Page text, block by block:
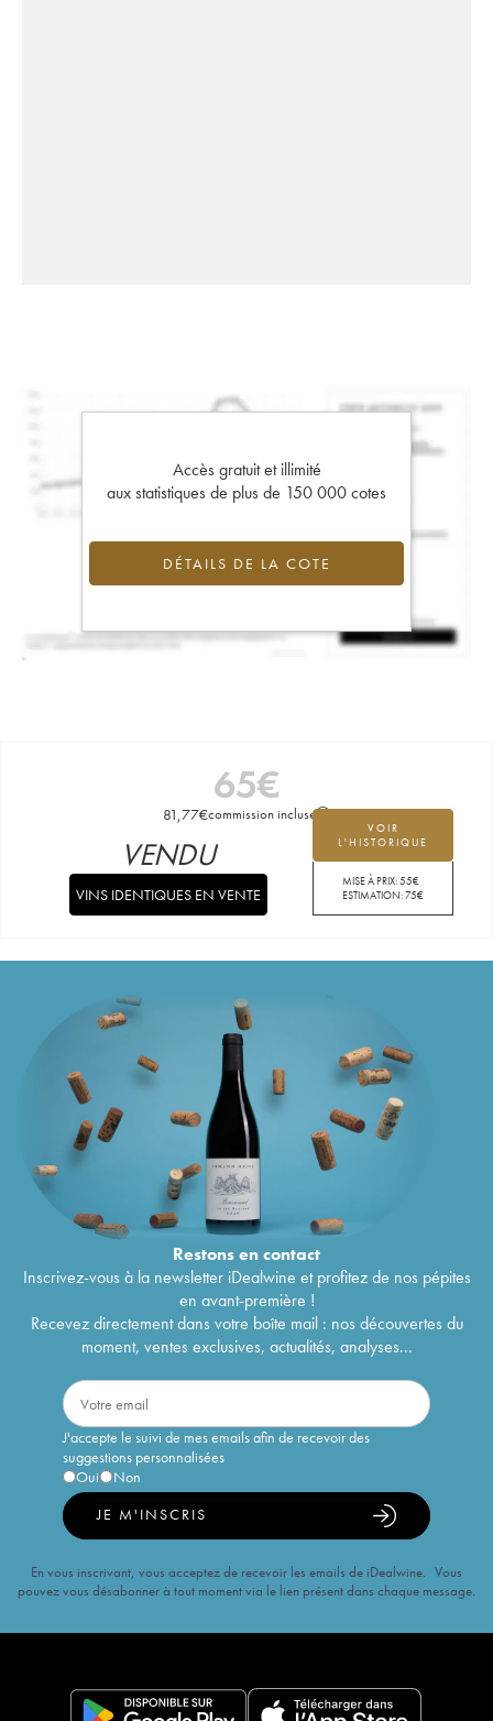
Accès gratuit et illimité
aux statistiques de plus de 150 000 cotes
DÉTAILS DE LA COTE
65€
81,77€commission incluse
VOIR
L'HISTORIQUE
MISE À PRIX:55€
ESTIMATION:75€
VENDU
VINS IDENTIQUES EN VENTE
Restons encontact
Inscrivez-vous à la newsletter iDealwine et profitez de nos pépites
en avant-première !
Recevez directement dans votre boîte mail : nos découvertes du
moment, ventes exclusives, actualités, analyses...
J'accepte le suivi de mes emails afin de recevoir des
suggestions personnalisées
Oui
Non
JE M'INSCRIS
En vous inscrivant, vous acceptez de recevoir les emails de iDealwine. Vous
pouvez vous désabonner à tout moment via le lien présent dans chaque message.